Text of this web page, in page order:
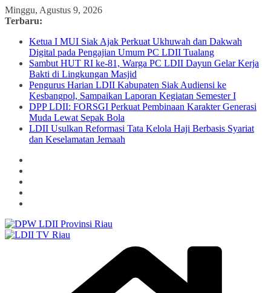
Skip
to
Minggu, Agustus 9, 2026
Terbaru:
Ketua I MUI Siak Ajak Perkuat Ukhuwah dan Dakwah
Digital pada Pengajian Umum PC LDII Tualang
Sambut HUT RI ke-81, Warga PC LDII Dayun Gelar Kerja
Bakti di Lingkungan Masjid
Pengurus Harian LDII Kabupaten Siak Audiensi ke
Kesbangpol, Sampaikan Laporan Kegiatan Semester I
DPP LDII: FORSGI Perkuat Pembinaan Karakter Generasi
Muda Lewat Sepak Bola
LDII Usulkan Reformasi Tata Kelola Haji Berbasis Syariat
dan Keselamatan Jemaah